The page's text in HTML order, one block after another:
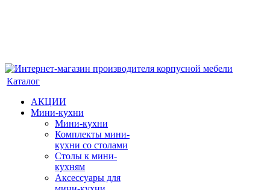
Каталог
АКЦИИ
Мини-кухни
Мини-кухни
Комплекты мини-
кухни со столами
Столы к мини-
кухням
Аксессуары для